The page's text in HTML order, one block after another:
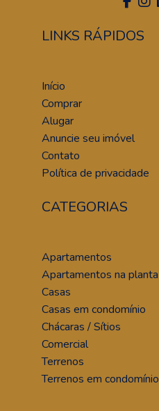
LINKS RÁPIDOS
Início
Comprar
Alugar
Anuncie seu imóvel
Contato
Política de privacidade
CATEGORIAS
Apartamentos
Apartamentos na planta
Casas
Casas em condomínio
Chácaras / Sítios
Comercial
Terrenos
Terrenos em condomínio